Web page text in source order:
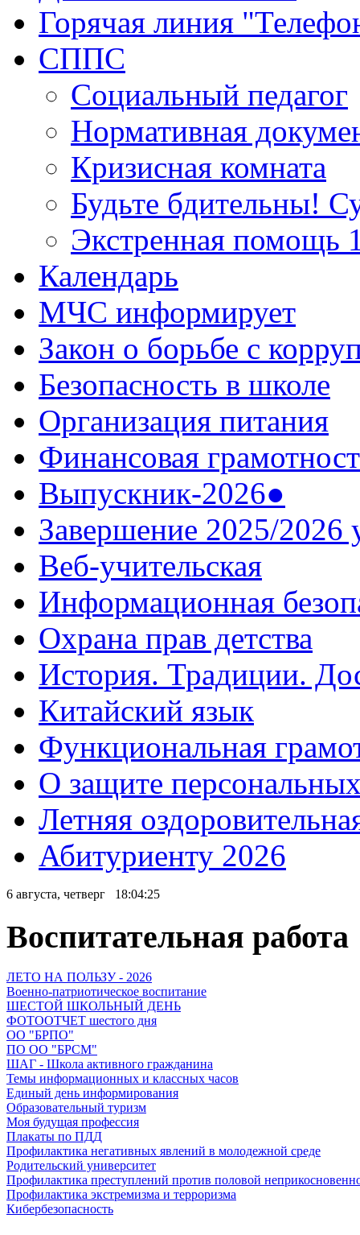
Горячая линия
СППС
Социальный педагог
Нормативная
Кризисная комната
Будьте бдительны!
Экстренная помощь
Календарь
МЧС информирует
Закон о борьбе с
Безопасность в школе
Организация питания
Финансовая
Выпускник-2026●
Завершение 2025/2026
Веб-учительская
Информационная
Охрана прав детства
История. Традиции.
Китайский язык
Функциональная
О защите
Летняя
Абитуриенту 2026
6 августа, четверг 18:04:26
Воспитательная работа
ЛЕТО НА ПОЛЬЗУ - 2026
Военно-патриотическое воспитание
ШЕСТОЙ ШКОЛЬНЫЙ ДЕНЬ
ФОТООТЧЕТ шестого дня
ОО "БРПО"
ПО ОО "БРСМ"
ШАГ - Школа активного гражданина
Темы информационных и классных часов
Единый день информирования
Образовательный туризм
Моя будущая профессия
Плакаты по ПДД
Профилактика негативных явлений в молодежной среде
Родительский университет
Профилактика преступлений против половой
Профилактика экстремизма и терроризма
Кибербезопасность